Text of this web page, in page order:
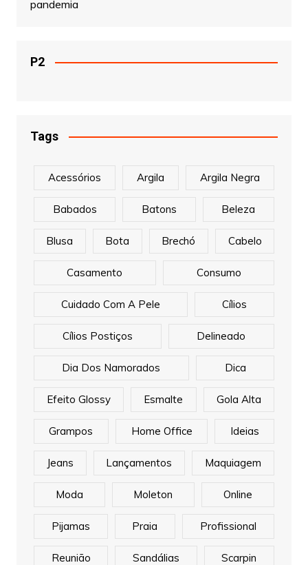
pandemia
P2
Tags
Acessórios Argila Argila Negra
Babados Batons Beleza
Blusa Bota Brechó Cabelo
Casamento Consumo
Cuidado Com A Pele Cílios
Cílios Postiços Delineado
Dia Dos Namorados Dica
Efeito Glossy Esmalte Gola Alta
Grampos Home Office Ideias
Jeans Lançamentos Maquiagem
Moda Moleton Online
Pijamas Praia Profissional
Reunião Sandálias Scarpin